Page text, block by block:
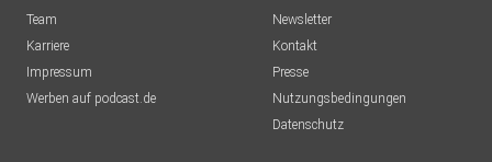
Team
Karriere
Impressum
Werben auf podcast.de
Newsletter
Kontakt
Presse
Nutzungsbedingungen
Datenschutz